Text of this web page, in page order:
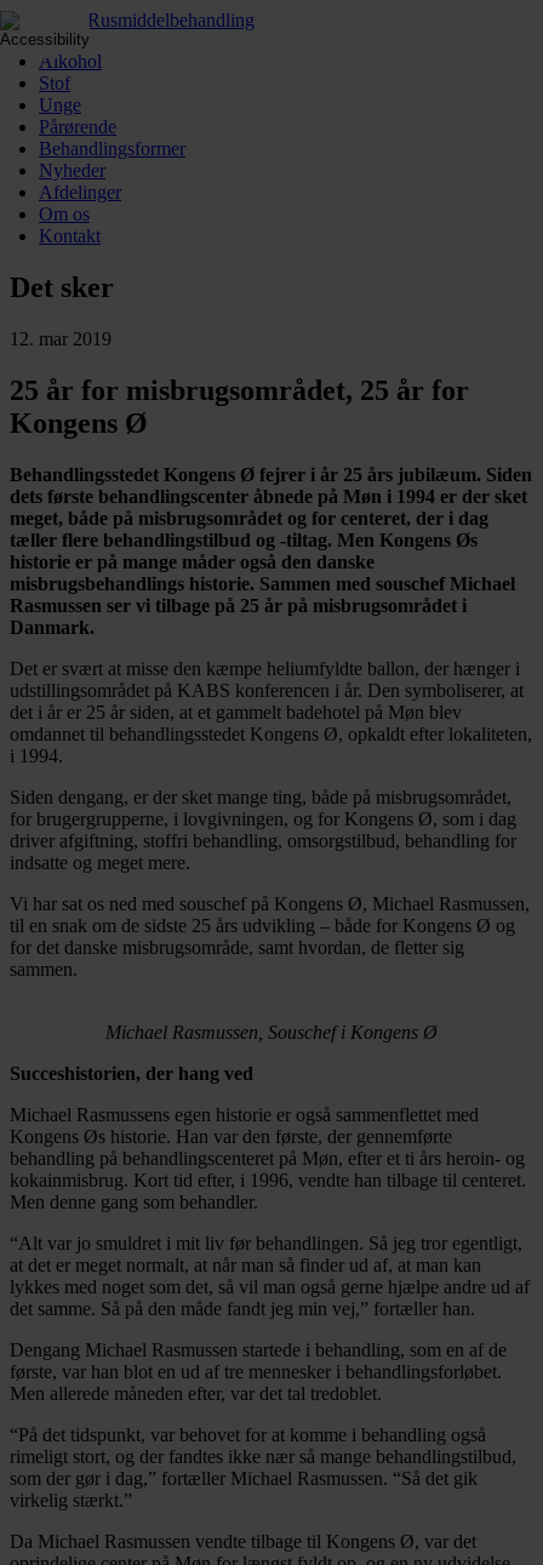
Alkohol
Stof
Unge
Pårørende
Behandlingsformer
Nyheder
Afdelinger
Om os
Kontakt
Det sker
12. mar 2019
25 år for misbrugsområdet, 25 år for
Kongens Ø
Behandlingsstedet Kongens Ø fejrer i år 25 års jubilæum. Siden
dets første behandlingscenter åbnede på Møn i 1994 er der sket
meget, både på misbrugsområdet og for centeret, der i dag
tæller flere behandlingstilbud og -tiltag. Men Kongens Øs
historie er på mange måder også den danske
misbrugsbehandlings historie. Sammen med souschef Michael
Rasmussen ser vi tilbage på 25 år på misbrugsområdet i
Danmark.
Det er svært at misse den kæmpe heliumfyldte ballon, der hænger i
udstillingsområdet på KABS konferencen i år. Den symboliserer, at
det i år er 25 år siden, at et gammelt badehotel på Møn blev
omdannet til behandlingsstedet Kongens Ø, opkaldt efter lokaliteten,
i 1994.
Siden dengang, er der sket mange ting, både på misbrugsområdet,
for brugergrupperne, i lovgivningen, og for Kongens Ø, som i dag
driver afgiftning, stoffri behandling, omsorgstilbud, behandling for
indsatte og meget mere.
Vi har sat os ned med souschef på Kongens Ø, Michael Rasmussen,
til en snak om de sidste 25 års udvikling – både for Kongens Ø og
for det danske misbrugsområde, samt hvordan, de fletter sig
sammen.
Michael Rasmussen, Souschef i Kongens Ø
Succeshistorien, der hang ved
Michael Rasmussens egen historie er også sammenflettet med
Kongens Øs historie. Han var den første, der gennemførte
behandling på behandlingscenteret på Møn, efter et ti års heroin- og
kokainmisbrug. Kort tid efter, i 1996, vendte han tilbage til centeret.
Men denne gang som behandler.
“Alt var jo smuldret i mit liv før behandlingen. Så jeg tror egentligt,
at det er meget normalt, at når man så finder ud af, at man kan
lykkes med noget som det, så vil man også gerne hjælpe andre ud af
det samme. Så på den måde fandt jeg min vej,” fortæller han.
Dengang Michael Rasmussen startede i behandling, som en af de
første, var han blot en ud af tre mennesker i behandlingsforløbet.
Men allerede måneden efter, var det tal tredoblet.
“På det tidspunkt, var behovet for at komme i behandling også
rimeligt stort, og der fandtes ikke nær så mange behandlingstilbud,
som der gør i dag,” fortæller Michael Rasmussen. “Så det gik
virkelig stærkt.”
Da Michael Rasmussen vendte tilbage til Kongens Ø, var det